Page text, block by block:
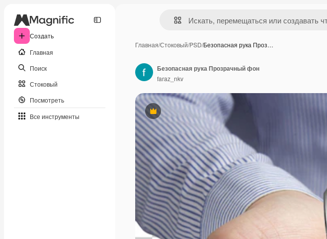
Создать
Главная
Поиск
Стоковый
Посмотреть
Все инструменты
Главная/Стоковый/PSD/Безопасная рука Проз…
Премиум
Безопасная рука Прозрачный фон
faraz_nkv